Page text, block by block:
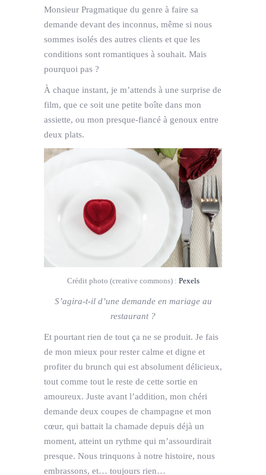
Monsieur Pragmatique du genre à faire sa
demande devant des inconnus, même si nous
sommes isolés des autres clients et que les
conditions sont romantiques à souhait. Mais
pourquoi pas ?
À chaque instant, je m’attends à une surprise de
film, que ce soit une petite boîte dans mon
assiette, ou mon presque-fiancé à genoux entre
deux plats.
Crédit photo (creative commons) : Pexels
S’agira-t-il d’une demande en mariage au
restaurant ?
Et pourtant rien de tout ça ne se produit. Je fais
de mon mieux pour rester calme et digne et
profiter du brunch qui est absolument délicieux,
tout comme tout le reste de cette sortie en
amoureux. Juste avant l’addition, mon chéri
demande deux coupes de champagne et mon
cœur, qui battait la chamade depuis déjà un
moment, atteint un rythme qui m’assourdirait
presque. Nous trinquons à notre histoire, nous
embrassons, et… toujours rien…